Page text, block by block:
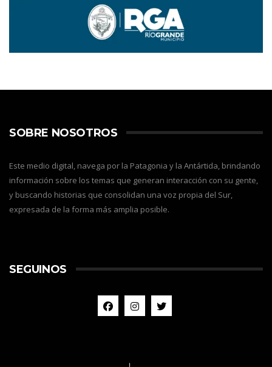
SOBRE NOSOTROS
Este medio digital, navega por la Patagonia y la Antártida, brindando
información sobre los temas que generan interacción con su gente,
y buscando historias que consolidan una voz propia del Sur,
expresada de la forma más amplia posible.
SEGUINOS